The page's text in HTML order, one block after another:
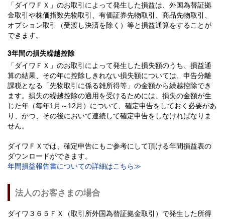
「ダイワＦＸ」のお取引によって発生した損益は、外国為替証拠
金取引や株価指数先物取引、有価証券先物取引、商品先物取引、
オプション取引（受渡し決済を除く）等と損益通算をすることが
できます。
3年間の損失繰越控除
「ダイワＦＸ」のお取引によって発生した損失額のうち、損益通
算の結果、その年に控除しきれない損失額については、申告分離
課税となる「先物取引に係る雑所得等」の金額から繰越控除でき
ます。損失の繰越控除の適用を受けるためには、損失の金額が生
じた年（毎年1月～12月）について、確定申告をしておく必要があ
り、かつ、その後において連続して確定申告をしなければなりま
せん。
ダイワＦＸでは、確定申告にもご参考にして頂ける年間損益表の
ダウンロードができます。
年間損益報告書についての詳細はこちら≫
法人のお客さまの場合
ダイワ３６５ＦＸ（取引所外国為替証拠金取引）で発生した所得